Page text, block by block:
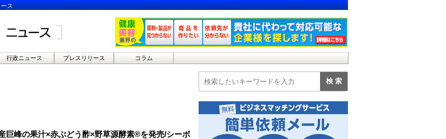
ス
行政ニュース プレスリリース コラム
巨峰の果汁×赤ぶどう酢×野草源酵素®を発売/シーボ